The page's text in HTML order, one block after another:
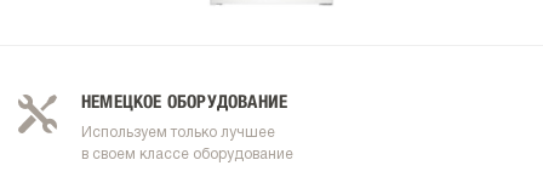
НЕМЕЦКОЕ ОБОРУДОВАНИЕ
Используем только лучшее
в своем классе оборудование